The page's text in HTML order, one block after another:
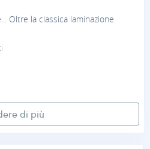
Oltre la classica laminazione
di più